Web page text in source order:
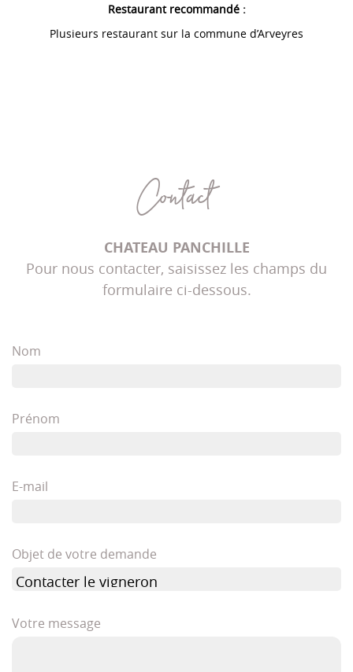
Restaurant recommandé :
Plusieurs restaurant sur la commune d’Arveyres
Contact
CHATEAU PANCHILLE
Pour nous contacter, saisissez les champs du
formulaire ci-dessous.
Nom
Prénom
E-mail
Objet de votre demande
Votre message